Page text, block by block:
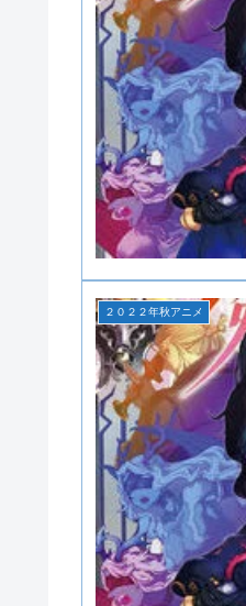
２０２２年秋アニメ